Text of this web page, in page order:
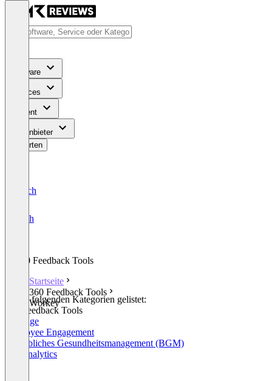
Software
Services
Content
Für Anbieter
Bewerten
Deutsch
English
360 Feedback Tools
Startseite
360 Feedback Tools
Workey
In den folgenden Kategorien gelistet:
360 Feedback Tools
Umfrage
Employee Engagement
Betriebliches Gesundheitsmanagement (BGM)
HR Analytics